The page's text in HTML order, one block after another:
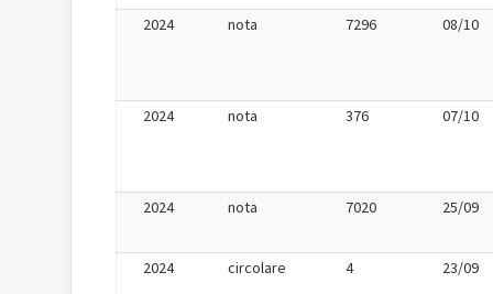
2024 nota 7296 08/10
2024 nota 376 07/10
2024 nota 7020 25/09
2024 circolare 4 23/09